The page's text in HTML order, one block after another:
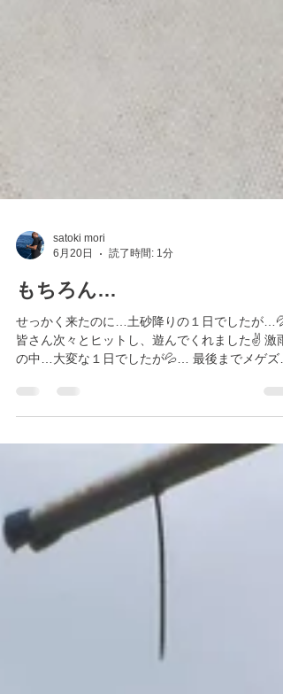
satoki mori
6月20日
読了時間: 1分
もちろん…
せっかく来たのに…土砂降りの１日でしたが…💦
お疲れ様でした。